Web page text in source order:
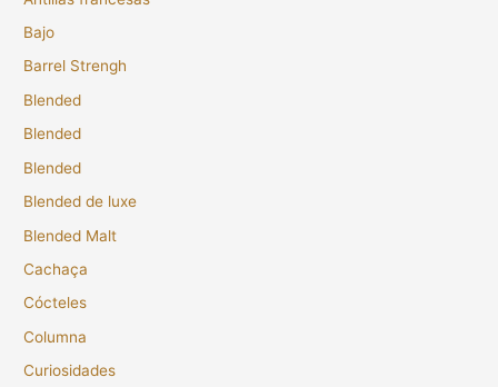
Bajo
Barrel Strengh
Blended
Blended
Blended
Blended de luxe
Blended Malt
Cachaça
Cócteles
Columna
Curiosidades